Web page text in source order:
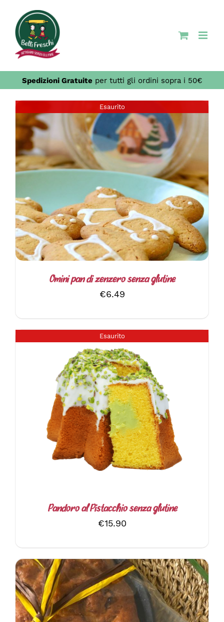
contenuto
Spedizioni Gratuiteper tutti gli ordini sopra i 50€
Esaurito
Omini pan di zenzero senza glutine
€6.49
Esaurito
DETTAGLI
Pandoro al Pistacchio senza glutine
€15.90